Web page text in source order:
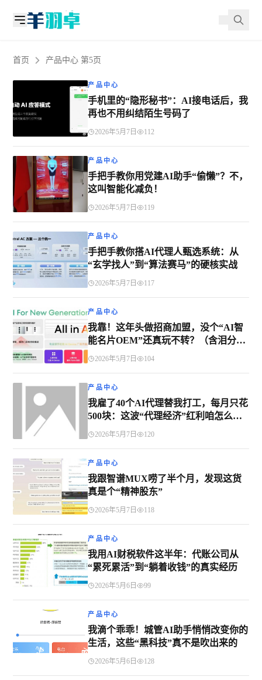
首页 产品中心 第5页
产品中心
手机里的“隐形秘书”：AI接电话后，我
再也不用纠结陌生号码了
2026年5月7日 112
产品中心
手把手教你用党建AI助手“偷懒”？不，
这叫智能化减负！
2026年5月7日 119
产品中心
手把手教你搭AI代理人甄选系统：从
“玄学找人”到“算法赛马”的硬核实战
2026年5月7日 117
产品中心
我靠！这年头做招商加盟，没个“AI智
能名片OEM”还真玩不转？（含泪分享
入坑经历）
2026年5月7日 104
产品中心
我雇了40个AI代理替我打工，每月只花
500块：这波“代理经济”红利咱怎么
2026年5月7日 120
产品中心
我跟智谱MUX唠了半个月，发现这货
真是个“精神股东”
2026年5月7日 118
产品中心
我用AI财税软件这半年：代账公司从
“累死累活”到“躺着收钱”的真实经历
2026年5月6日 99
产品中心
我滴个乖乖！城管AI助手悄悄改变你的
生活，这些“黑科技”真不是吹出来的
2026年5月6日 128